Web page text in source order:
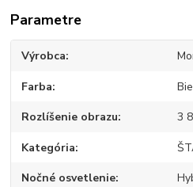
Parametre
Výrobca
Farba
Rozlíšenie obrazu 3
Kategória
Nočné osvetlenie